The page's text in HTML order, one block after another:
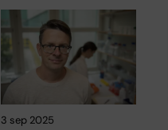
3 sep 2025